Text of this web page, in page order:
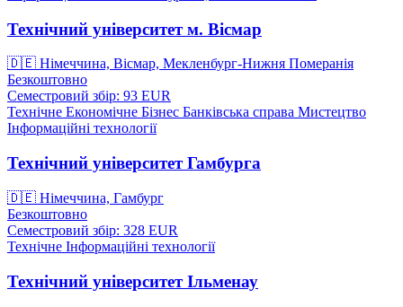
Технічний університет м. Вісмар
🇩🇪 Німеччина, Вісмар, Мекленбург-Нижня Померанія
Безкоштовно
Семестровий збір: 93 EUR
Технічне Економічне Бізнес Банківська справа Мистецтво
Інформаційні технології
Технічний університет Гамбурга
🇩🇪 Німеччина, Гамбург
Безкоштовно
Семестровий збір: 328 EUR
Технічне Інформаційні технології
Технічний університет Ільменау